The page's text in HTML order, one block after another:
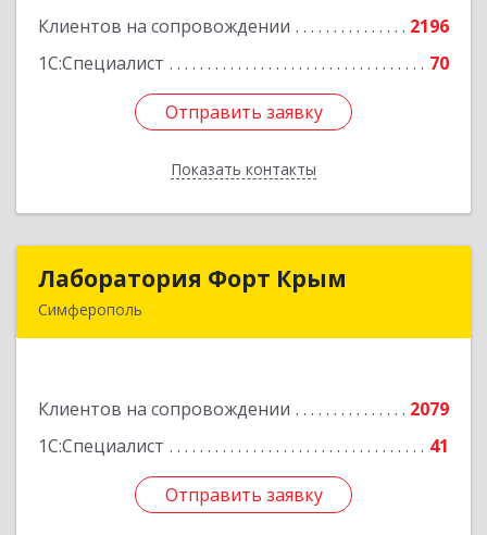
Клиентов на сопровождении
2196
1С:Специалист
70
Отправить заявку
Показать контакты
Подробнее
Отправить заявку
Назад
Лаборатория Форт Крым
Симферополь
Клиентов на сопровождении
2079
1С:Специалист
41
Отправить заявку
Лаборатория Форт Крым
Подробнее
Отправить заявку